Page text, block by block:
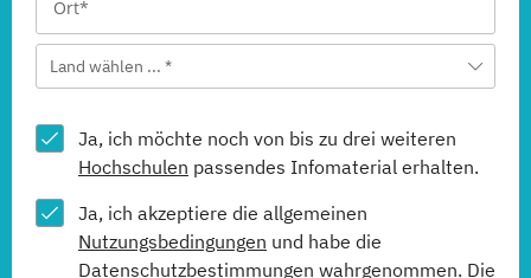
Land wählen ... *
Ja, ich möchte noch von bis zu drei weiteren
Hochschulen passendes Infomaterial erhalten.
Ja, ich akzeptiere die allgemeinen
Nutzungsbedingungen und habe die
Datenschutzbestimmungen wahrgenommen. Die